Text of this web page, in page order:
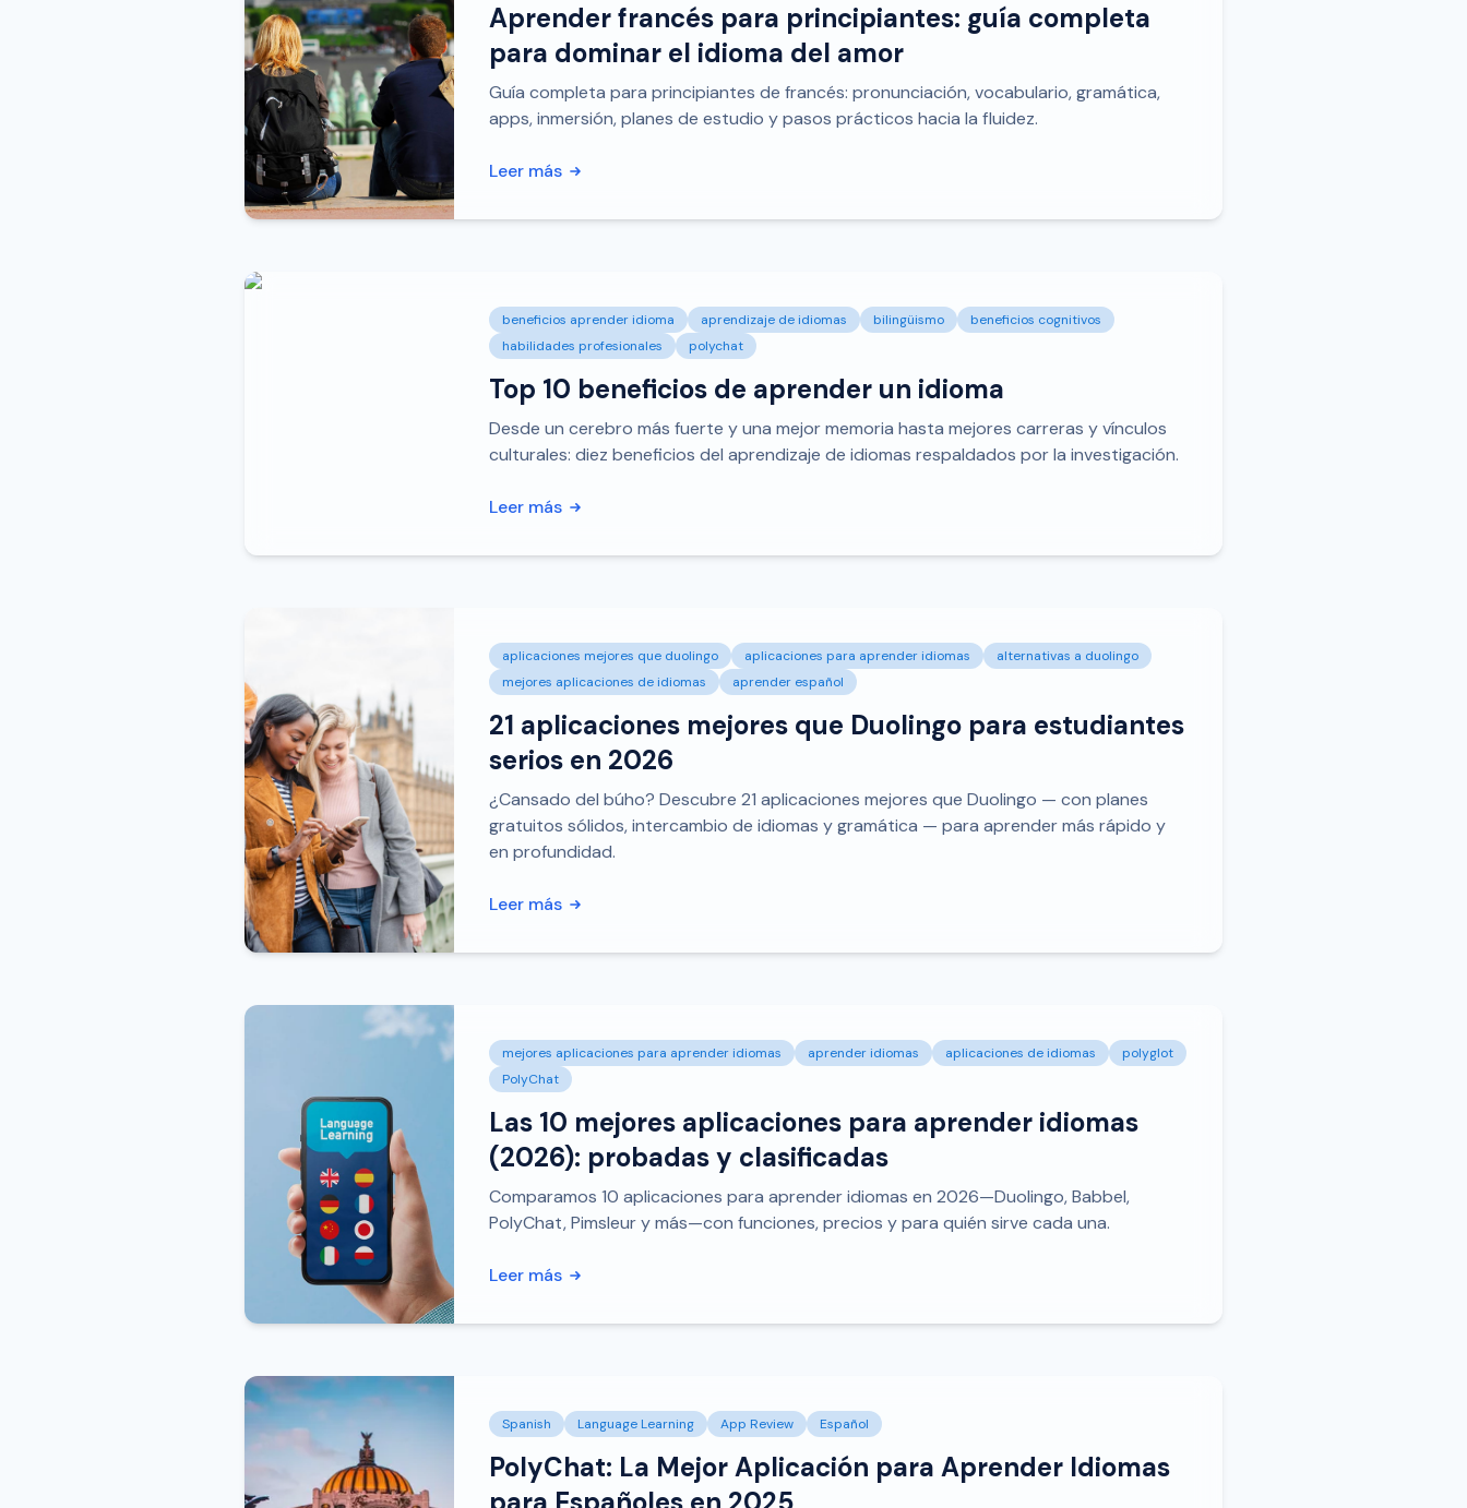
Aprender francés para principiantes: guía completa
para dominar el idioma del amor
Guía completa para principiantes de francés: pronunciación, vocabulario, gramática,
apps, inmersión, planes de estudio y pasos prácticos hacia la fluidez.
Leer más
beneficios aprender idioma aprendizaje de idiomas bilingüismo
beneficios cognitivos
habilidades profesionales
polychat
Top 10 beneficios de aprender un idioma
Desde un cerebro más fuerte y una mejor memoria hasta mejores carreras y vínculos
culturales: diez beneficios del aprendizaje de idiomas respaldados por la investigación.
Leer más
aplicaciones mejores que duolingo aplicaciones para aprender idiomas
alternativas a duolingo
mejores aplicaciones de idiomas
aprender español
21 aplicaciones mejores que Duolingo para estudiantes
serios en 2026
¿Cansado del búho? Descubre 21 aplicaciones mejores que Duolingo — con planes
gratuitos sólidos, intercambio de idiomas y gramática — para aprender más rápido y
en profundidad.
Leer más
mejores aplicaciones para aprender idiomas aprender idiomas aplicaciones de idiomas
polyglot
PolyChat
Las 10 mejores aplicaciones para aprender idiomas
(2026): probadas y clasificadas
Comparamos 10 aplicaciones para aprender idiomas en 2026—Duolingo, Babbel,
PolyChat, Pimsleur y más—con funciones, precios y para quién sirve cada una.
Leer más
Spanish Language Learning App Review Español
PolyChat: La Mejor Aplicación para Aprender Idiomas